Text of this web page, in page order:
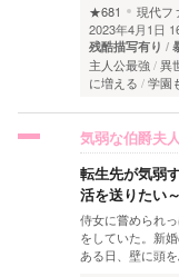
★681
現代フ
2023年4月1日
残酷描写有り
主人公最強 異
に増える
学園
気弱な伯爵夫
転生先が気弱
活を送りたい～
侍女に嘗められ
をしていた。新
ある日、壁に頭